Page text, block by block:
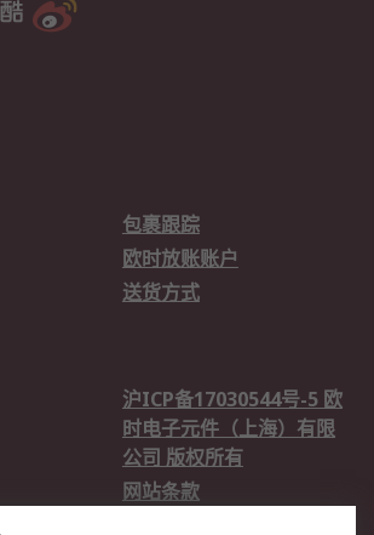
包裹跟踪
欧时放账账户
送货方式
沪ICP备17030544号-5 欧
时电子元件（上海）有限
公司 版权所有
网站条款